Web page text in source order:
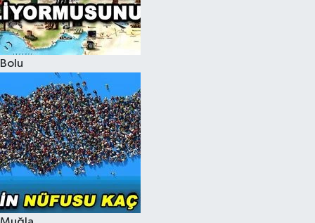
Bolu